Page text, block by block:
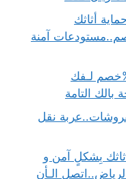
أثاثك
سلامة أثاثك..23%خصم..مستودعات آمنة
نقل عفش حي النرجس بـ15%خصم لـفك
التامة
نقل
بِشكلٍ آمن و